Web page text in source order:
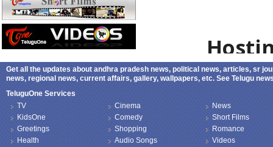
Get all the updates about andhra pradesh news, political news, articles, sr
news, regional news, current affairs, gallery, wallpapers, etc. See Telugu
TeluguOne Services
TV
KidsOne
Greetings
Health
Cinema
Comedy
Shopping
Audio Songs
News
Short Films
Romance
Videos